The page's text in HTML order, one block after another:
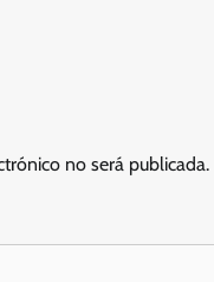
no será publicada.